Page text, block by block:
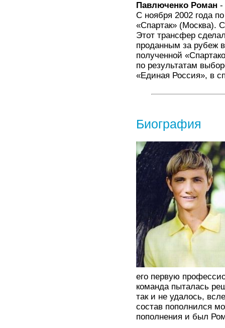
Павлюченко Роман -
С ноября 2002 года
«Спартак» (Москва). С
Этот трансфер
проданным за рубеж
полученной
по результатам
«Единая Россия», в
Биография
его первую
команда пыталась
так и не удалось,
состав пополнился
пополнения и был